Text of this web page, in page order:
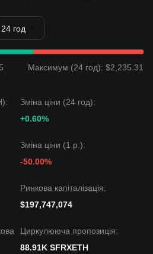
24 год
Максимум (24 год): $2,235.31
Зміна ціни (24 год):
+0.60%
Зміна ціни (1 р.):
-50.00%
Ринкова капіталізація:
$197,747,074
Циркулююча пропозиція:
88.91K SFRXETH